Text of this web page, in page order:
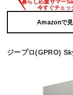
Amazonで
ジープロ(GPRO)